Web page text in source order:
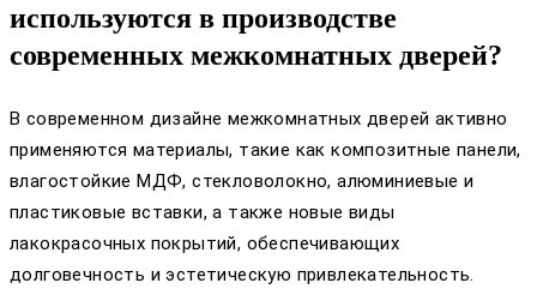
используются в производстве
современных межкомнатных дверей?
В современном дизайне межкомнатных дверей активно
применяются материалы, такие как композитные панели,
влагостойкие МДФ, стекловолокно, алюминиевые и
пластиковые вставки, а также новые виды
лакокрасочных покрытий, обеспечивающих
долговечность и эстетическую привлекательность.